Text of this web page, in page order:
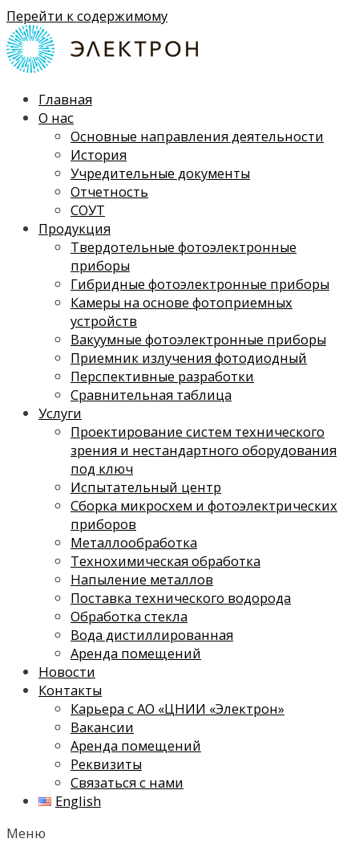
Перейти к содержимому
Главная
О нас
Основные направления деятельности
История
Учредительные документы
Отчетность
СОУТ
Продукция
Твердотельные фотоэлектронные
приборы
Гибридные фотоэлектронные приборы
Камеры на основе фотоприемных
устройств
Вакуумные фотоэлектронные приборы
Приемник излучения фотодиодный
Перспективные разработки
Сравнительная таблица
Услуги
Проектирование систем технического
зрения и нестандартного оборудования
под ключ
Испытательный центр
Сборка микросхем и фотоэлектрических
приборов
Металлообработка
Технохимическая обработка
Напыление металлов
Поставка технического водорода
Обработка стекла
Вода дистиллированная
Аренда помещений
Новости
Контакты
Карьера с АО «ЦНИИ «Электрон»
Вакансии
Аренда помещений
Реквизиты
Связаться с нами
English
Меню